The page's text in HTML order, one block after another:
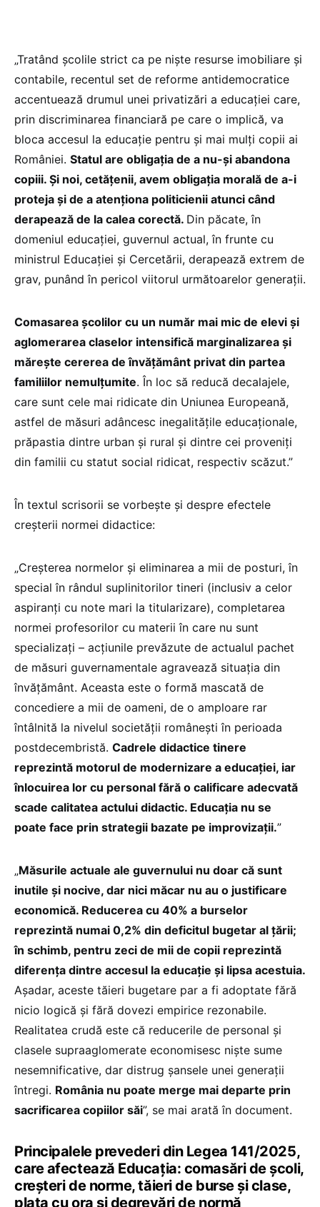
„Tratând școlile strict ca pe niște resurse imobiliare și
contabile, recentul set de reforme antidemocratice
accentuează drumul unei privatizări a educației care,
prin discriminarea financiară pe care o implică, va
bloca accesul la educație pentru și mai mulți copii ai
României. Statul are obligația de a nu-și abandona
copiii. Și noi, cetățenii, avem obligația morală de a-i
proteja și de a atenționa politicienii atunci când
derapează de la calea corectă. Din păcate, în
domeniul educației, guvernul actual, în frunte cu
ministrul Educației și Cercetării, derapează extrem de
grav, punând în pericol viitorul următoarelor generații.
Comasarea școlilor cu un număr mai mic de elevi și
aglomerarea claselor intensifică marginalizarea și
mărește cererea de învățământ privat din partea
familiilor nemulțumite. În loc să reducă decalajele,
care sunt cele mai ridicate din Uniunea Europeană,
astfel de măsuri adâncesc inegalitățile educaționale,
prăpastia dintre urban și rural și dintre cei proveniți
din familii cu statut social ridicat, respectiv scăzut.”
În textul scrisorii se vorbește și despre efectele
creșterii normei didactice:
„Creșterea normelor și eliminarea a mii de posturi, în
special în rândul suplinitorilor tineri (inclusiv a celor
aspiranți cu note mari la titularizare), completarea
normei profesorilor cu materii în care nu sunt
specializați – acțiunile prevăzute de actualul pachet
de măsuri guvernamentale agravează situația din
învățământ. Aceasta este o formă mascată de
concediere a mii de oameni, de o amploare rar
întâlnită la nivelul societății românești în perioada
postdecembristă. Cadrele didactice tinere
reprezintă motorul de modernizare a educației, iar
înlocuirea lor cu personal fără o calificare adecvată
scade calitatea actului didactic. Educația nu se
poate face prin strategii bazate pe improvizații.”
„Măsurile actuale ale guvernului nu doar că sunt
inutile și nocive, dar nici măcar nu au o justificare
economică. Reducerea cu 40% a burselor
reprezintă numai 0,2% din deficitul bugetar al țării;
în schimb, pentru zeci de mii de copii reprezintă
diferența dintre accesul la educație și lipsa acestuia.
Așadar, aceste tăieri bugetare par a fi adoptate fără
nicio logică și fără dovezi empirice rezonabile.
Realitatea crudă este că reducerile de personal și
clasele supraaglomerate economisesc niște sume
nesemnificative, dar distrug șansele unei generații
întregi. România nu poate merge mai departe prin
sacrificarea copiilor săi”, se mai arată în document.
Principalele prevederi din Legea 141/2025,
care afectează Educația: comasări de școli,
creșteri de norme, tăieri de burse și clase,
plata cu ora și degrevări de normă